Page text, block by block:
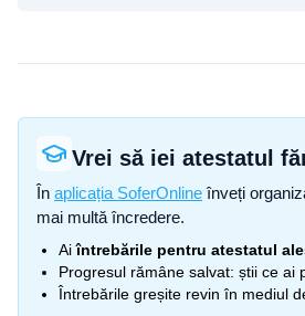
Vrei să iei atestatul
În aplicația SoferOnline înveți
mai multă încredere.
Aiîntrebările pentru atestatul
Progresul rămâne salvat: știi ce ai
Întrebările greșite revin în mediul